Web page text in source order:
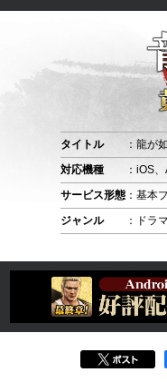
タイトル
：龍が
対応機種
：iOS
サービス形態 ：基本
ジャンル
：ドラ